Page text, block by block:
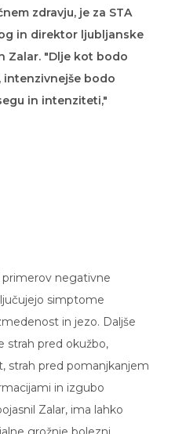
in direktor ljubljanske
Zalar. "Dlje kot bodo
bodo
in intenziteti,"
simptome
in jezo. Daljše
pred okužbo,
strah pred pomanjkanjem
in izgubo
Zalar, ima lahko
grožnje bolezni